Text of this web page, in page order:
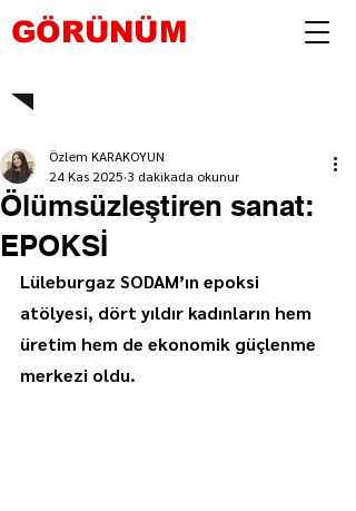
GÖRÜNÜM
Ölümsüzleştiren sanat:
EPOKSİ
Özlem KARAKOYUN
24 Kas 2025 3 dakikada okunur
Lüleburgaz SODAM’ın epoksi
atölyesi, dört yıldır kadınların hem
üretim hem de ekonomik güçlenme
merkezi oldu.